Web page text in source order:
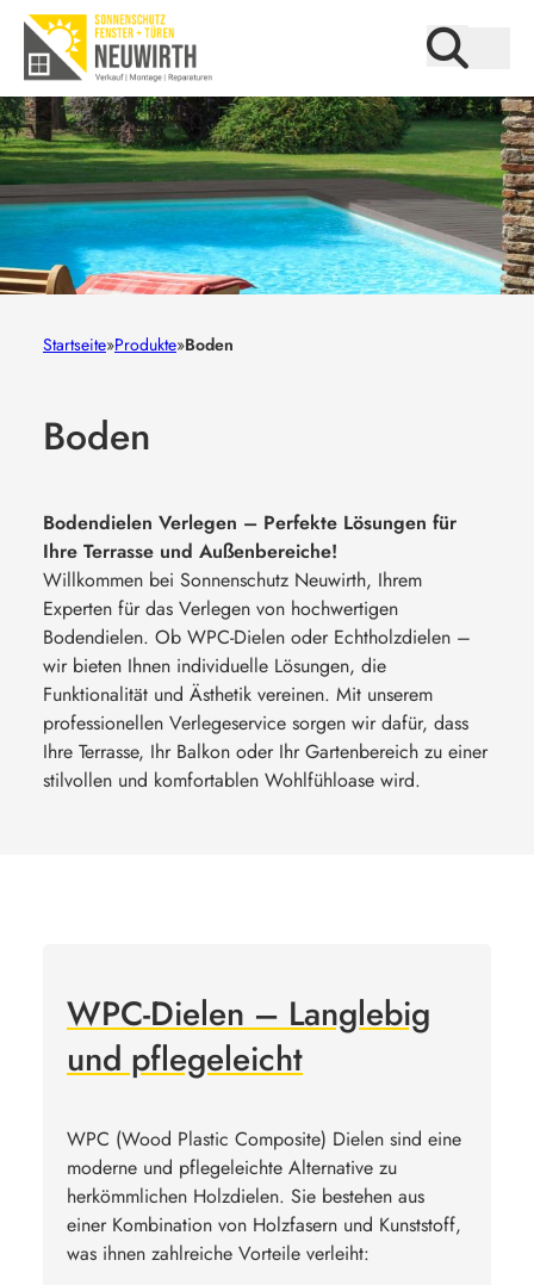
Startseite»Produkte»Boden
Boden
Bodendielen Verlegen – Perfekte Lösungen für
Ihre Terrasse und Außenbereiche!
Willkommen bei Sonnenschutz Neuwirth, Ihrem
Experten für das Verlegen von hochwertigen
Bodendielen. Ob WPC-Dielen oder Echtholzdielen –
wir bieten Ihnen individuelle Lösungen, die
Funktionalität und Ästhetik vereinen. Mit unserem
professionellen Verlegeservice sorgen wir dafür, dass
Ihre Terrasse, Ihr Balkon oder Ihr Gartenbereich zu einer
stilvollen und komfortablen Wohlfühloase wird.
WPC-Dielen – Langlebig
und pflegeleicht
WPC (Wood Plastic Composite) Dielen sind eine
moderne und pflegeleichte Alternative zu
herkömmlichen Holzdielen. Sie bestehen aus
einer Kombination von Holzfasern und Kunststoff,
was ihnen zahlreiche Vorteile verleiht: